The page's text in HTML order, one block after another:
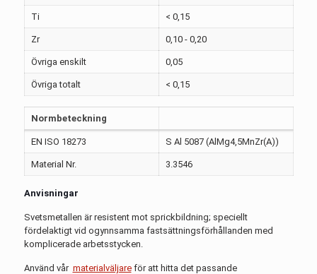
Ti < 0,15
Zr 0,10 - 0,20
Övriga enskilt 0,05
Övriga totalt < 0,15
Normbeteckning
EN ISO 18273 S Al 5087 (AlMg4,5MnZr(A))
Material Nr. 3.3546
Anvisningar
Svetsmetallen är resistent mot sprickbildning; speciellt
fördelaktigt vid ogynnsamma fastsättningsförhållanden med
komplicerade arbetsstycken.
Använd vår materialväljareför att hitta det passande